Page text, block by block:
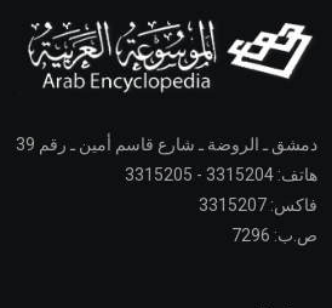
دمشق ـ الروضة ـ شارع قاسم أمين ـ رقم 39
هاتف: 3315204 - 3315205
فاكس: 3315207
ص.ب: 7296